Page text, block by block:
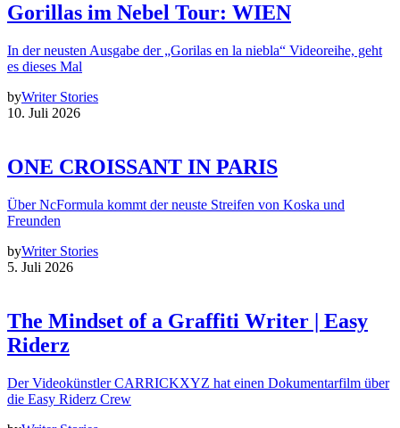
Gorillas im Nebel Tour: WIEN
In der neusten Ausgabe der „Gorilas en la niebla“ Videoreihe, geht
es dieses Mal
byWriter Stories
10. Juli 2026
ONE CROISSANT IN PARIS
Über NcFormula kommt der neuste Streifen von Koska und
Freunden
byWriter Stories
5. Juli 2026
The Mindset of a Graffiti Writer | Easy
Riderz
Der Videokünstler CARRICKXYZ hat einen Dokumentarfilm über
die Easy Riderz Crew